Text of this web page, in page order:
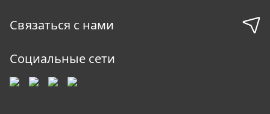
Связаться с нами
Социальные сети